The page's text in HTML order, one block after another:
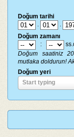
Doğum tarihi
.
.
Doğum zamanı
:
Doğum saatiniz
mutlaka doldurun!
Doğum yeri
Start typing
Doğum